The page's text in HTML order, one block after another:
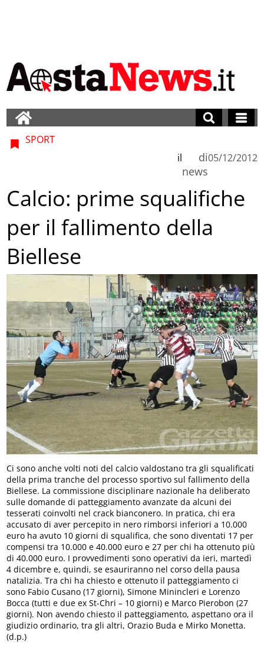
SPORT
di
news
il 05/12/2012
Calcio: prime squalifiche
per il fallimento della
Biellese
Ci sono anche volti noti del calcio valdostano tra gli squalificati
della prima tranche del processo sportivo sul fallimento della
Biellese. La commissione disciplinare nazionale ha deliberato
sulle domande di patteggiamento avanzate da alcuni dei
tesserati coinvolti nel crack bianconero. In pratica, chi era
accusato di aver percepito in nero rimborsi inferiori a 10.000
euro ha avuto 10 giorni di squalifica, che sono diventati 17 per
compensi tra 10.000 e 40.000 euro e 27 per chi ha ottenuto più
di 40.000 euro. I provvedimenti sono operativi da ieri, martedì
4 dicembre e, quindi, se esauriranno nel corso della pausa
natalizia. Tra chi ha chiesto e ottenuto il patteggiamento ci
sono Fabio Cusano (17 giorni), Simone Minincleri e Lorenzo
Bocca (tutti e due ex St-Chri – 10 giorni) e Marco Pierobon (27
giorni). Non avendo chiesto il patteggiamento, aspettano ora il
giudizio ordinario, tra gli altri, Orazio Buda e Mirko Monetta.
(d.p.)